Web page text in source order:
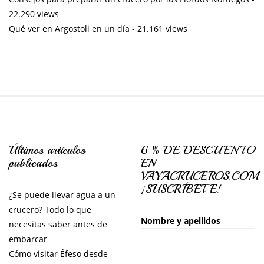
22.290 views
Qué ver en Argostoli en un día - 21.161 views
Últimos artículos
publicados
¿Se puede llevar agua a un
crucero? Todo lo que
necesitas saber antes de
embarcar
Cómo visitar Éfeso desde
6 % DE DESCUENTO
EN
VAYACRUCEROS.COM
¡SUSCRÍBETE!
Nombre y apellidos